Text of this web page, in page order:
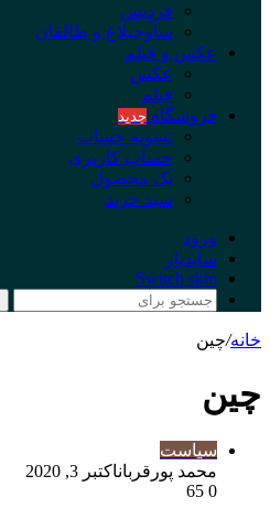
فردیس
ساوجبلاغ و طالقان
عکس و فیلم
عکس
فیلم
فروشگاه جدید
تسویه حساب
حساب کاربری
تک محصول
سبد خرید
ورود
سایدبار
Switch skin
خانه/چین
چین
سیاست
محمد پورقرباناکتبر 3, 2020
0